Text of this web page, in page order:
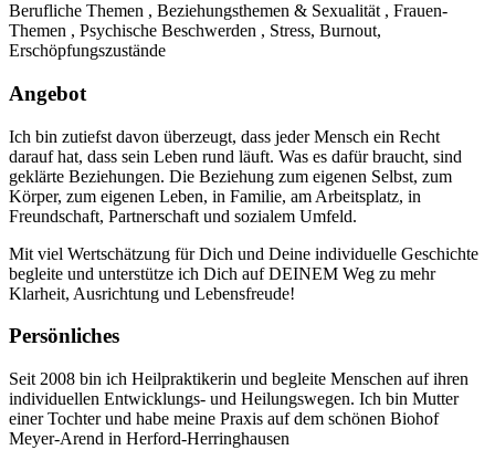
Berufliche Themen , Beziehungsthemen & Sexualität , Frauen-
Themen , Psychische Beschwerden , Stress, Burnout,
Erschöpfungszustände
Angebot
Ich bin zutiefst davon überzeugt, dass jeder Mensch ein Recht
darauf hat, dass sein Leben rund läuft. Was es dafür braucht, sind
geklärte Beziehungen. Die Beziehung zum eigenen Selbst, zum
Körper, zum eigenen Leben, in Familie, am Arbeitsplatz, in
Freundschaft, Partnerschaft und sozialem Umfeld.
Mit viel Wertschätzung für Dich und Deine individuelle Geschichte
begleite und unterstütze ich Dich auf DEINEM Weg zu mehr
Klarheit, Ausrichtung und Lebensfreude!
Persönliches
Seit 2008 bin ich Heilpraktikerin und begleite Menschen auf ihren
individuellen Entwicklungs- und Heilungswegen. Ich bin Mutter
einer Tochter und habe meine Praxis auf dem schönen Biohof
Meyer-Arend in Herford-Herringhausen